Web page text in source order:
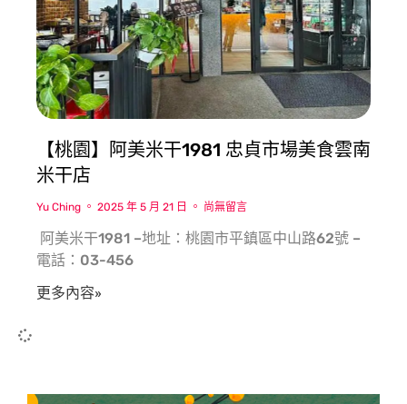
【桃園】阿美米干1981 忠貞市場美食雲南
米干店
Yu Ching 2025 年 5 月 21 日 尚無留言
​ 阿美米干1981 –地址：桃園市平鎮區中山路62號 –
電話：03-456
更多內容»